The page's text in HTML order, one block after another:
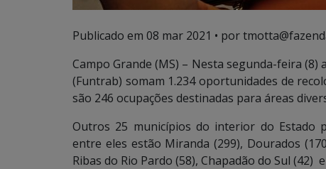
Publicado em 08 mar 2021 • por
Campo Grande (MS) – Nesta segunda-feira
(Funtrab) somam 1.234 oportunidades de
são 246 ocupações destinadas para áreas
Outros 25 municípios do interior do Estado
entre eles estão Miranda (299), Dourados
Ribas do Rio Pardo (58), Chapadão do Sul (42)